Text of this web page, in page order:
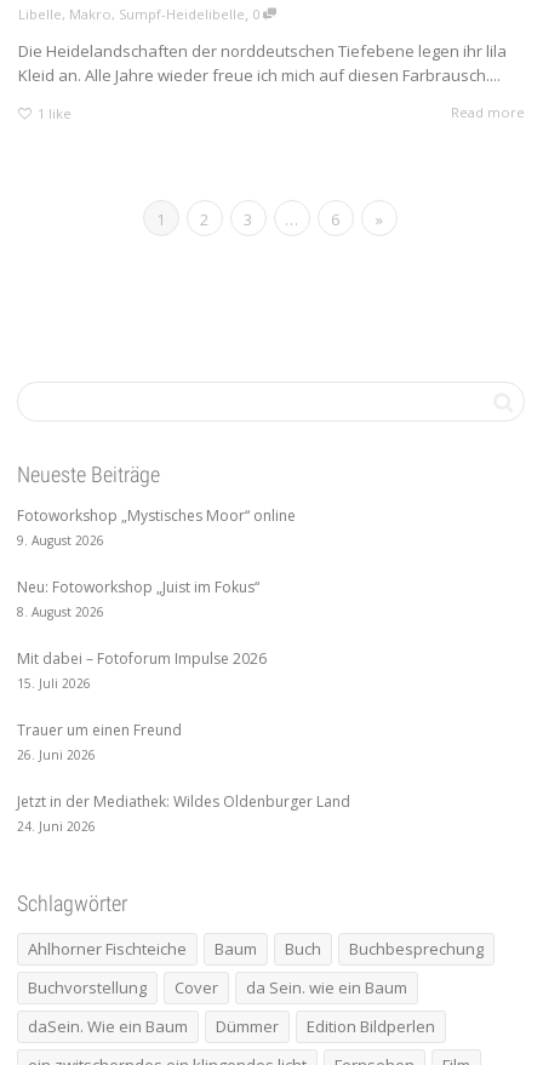
Libelle, Makro, Sumpf-Heidelibelle, 0
Die Heidelandschaften der norddeutschen Tiefebene legen ihr lila
Kleid an. Alle Jahre wieder freue ich mich auf diesen Farbrausch....
1 like Read more
1 2 3 … 6 »
Neueste Beiträge
Fotoworkshop „Mystisches Moor“ online
9. August 2026
Neu: Fotoworkshop „Juist im Fokus“
8. August 2026
Mit dabei – Fotoforum Impulse 2026
15. Juli 2026
Trauer um einen Freund
26. Juni 2026
Jetzt in der Mediathek: Wildes Oldenburger Land
24. Juni 2026
Schlagwörter
Ahlhorner Fischteiche Baum Buch
Buchbesprechung
Buchvorstellung
Cover
da Sein. wie ein Baum
daSein. Wie ein Baum
Dümmer
Edition Bildperlen